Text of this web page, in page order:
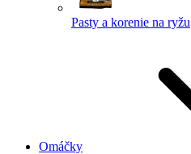
Pasty a korenie na ryžu
Omáčky